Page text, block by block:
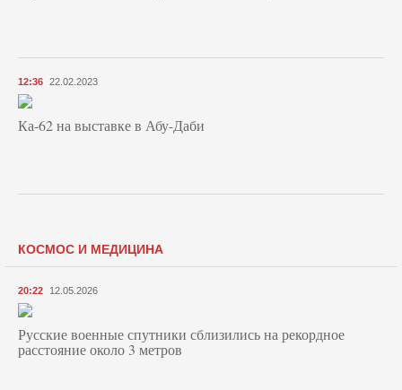
12:36 22.02.2023
Ка-62 на выставке в Абу-Даби
КОСМОС И МЕДИЦИНА
20:22 12.05.2026
Русские военные спутники сблизились на рекордное
расстояние около 3 метров